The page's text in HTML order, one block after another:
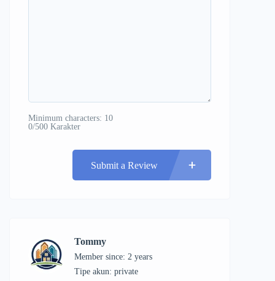
Minimum characters: 10
0/500 Karakter
Submit a Review
Tommy
Member since: 2 years
tipe akun: private